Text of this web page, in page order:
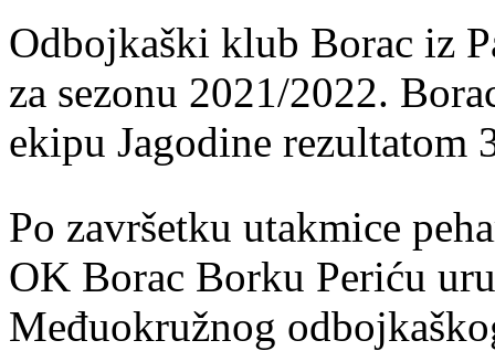
Odbojkaški klub Borac iz
za sezonu 2021/2022.
ekipu Jagodine rezultatom
Po završetku utakmice
OK Borac Borku Periću
Međuokružnog